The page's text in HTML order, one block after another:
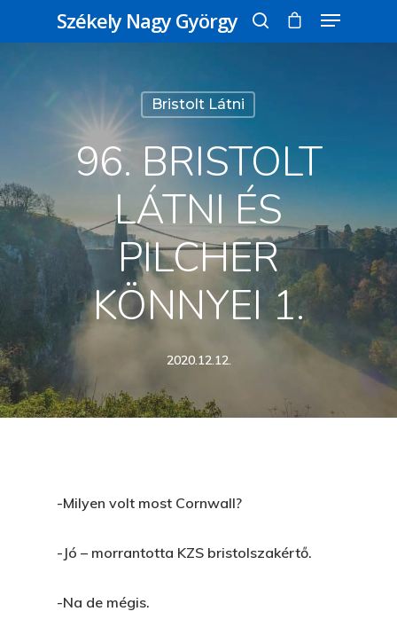
Üss egy entert a kereséshez, vagy nyomd
meg az ESC gombot a bezáráshoz
Székely Nagy György
Bristolt Látni
96. BRISTOLT
LÁTNI ÉS
PILCHER
KÖNNYEI 1.
2020.12.12.
-Milyen volt most Cornwall?
-Jó – morrantotta KZS bristolszakértő.
-Na de mégis.